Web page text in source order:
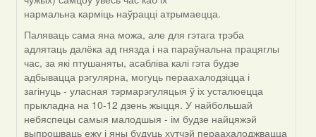
by
Snezhinka
нармальна карміць наўрацці атрымаецца.
Паляваць сама яна можа, але для гэтага трэба
адлятаць далёка ад гнязда і на параўнальна працяглы
час, за які птушаняты, асабліва калі гэта будзе
адбывацца рэгулярна, могуць пераахалодзіцца і
загінуць - уласная тэрмарэгуляцыя ў іх усталюецца
прыкладна на 10-12 дзень жыцця. У найбольшай
небяспецы самыя малодшыя - ім будзе найцяжэй
выпрошваць ежу і яны будуць хутчэй пераахалоджвацца